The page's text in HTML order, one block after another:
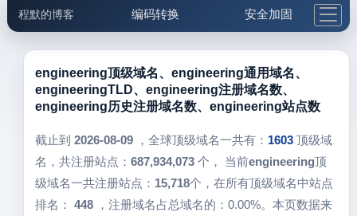
程默的博客 编码转换 安全加固
邮件工具 生活便民 更多工具
5.1支付宝大红包
engineering顶级域名、engineering通用域名、
engineeringTLD、engineering注册域名数、
engineering历史注册域名数、engineering站点数
截止到 2026-08-09，全球顶级域名一共有： 1603 顶级域
名，共注册站点： 687,934,073 个， 当前engineering顶
级域名一共注册站点： 15,718个，在所有顶级域名中站点
排名： 448，注册域名占总域名的：0.00%。本页数据来